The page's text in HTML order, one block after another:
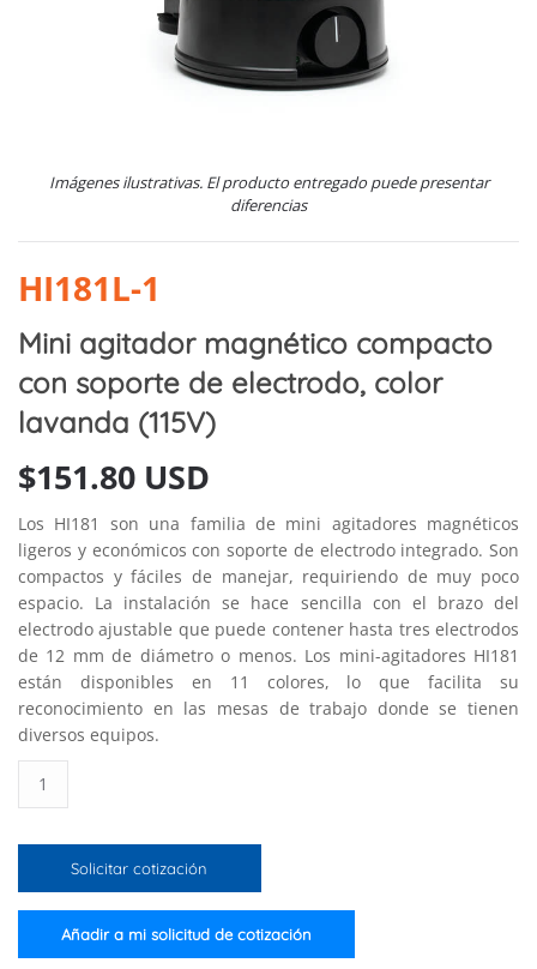
Imágenes ilustrativas. El producto entregado puede presentar
diferencias
HI181L-1
Mini agitador magnético compacto
con soporte de electrodo, color
lavanda (115V)
$151.80 USD
Los HI181 son una familia de mini agitadores magnéticos
ligeros y económicos con soporte de electrodo integrado. Son
compactos y fáciles de manejar, requiriendo de muy poco
espacio. La instalación se hace sencilla con el brazo del
electrodo ajustable que puede contener hasta tres electrodos
de 12 mm de diámetro o menos. Los mini-agitadores HI181
están disponibles en 11 colores, lo que facilita su
reconocimiento en las mesas de trabajo donde se tienen
diversos equipos.
agitador
compacto
electrodo,
Solicitar cotización
Añadir a mi solicitud de cotización